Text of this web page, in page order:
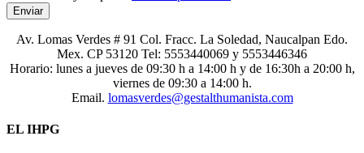
Enviar
Av. Lomas Verdes # 91 Col. Fracc. La Soledad, Naucalpan Edo.
Mex. CP 53120 Tel: 5553440069 y 5553446346
Horario: lunes a jueves de 09:30 h a 14:00 h y de 16:30h a 20:00 h,
viernes de 09:30 a 14:00 h.
Email. lomasverdes@gestalthumanista.com
EL IHPG